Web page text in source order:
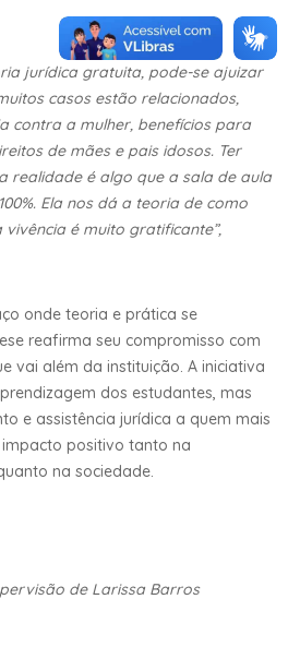
jurídica gratuita, pode-se ajuizar
casos estão relacionados,
contra a mulher, benefícios para
de mães e pais idosos. Ter
realidade é algo que a sala de aula
Ela nos dá a teoria de como
é muito gratificante”,
onde teoria e prática se
reafirma seu compromisso com
vai além da instituição. A iniciativa
dos estudantes, mas
e assistência jurídica a quem mais
positivo tanto na
na sociedade.
de Larissa Barros